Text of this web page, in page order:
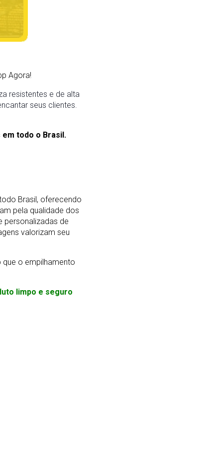
Agora!
resistentes e de alta
seus clientes.
todo o Brasil.
Brasil, oferecendo
pela qualidade dos
personalizadas de
valorizam seu
que o empilhamento
limpo e seguro